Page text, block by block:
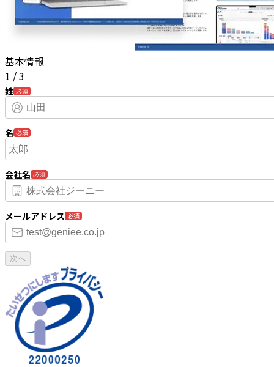
基本情報
1 /3
姓 必須
名 必須
会社名 必須
メールアドレス 必須
次へ